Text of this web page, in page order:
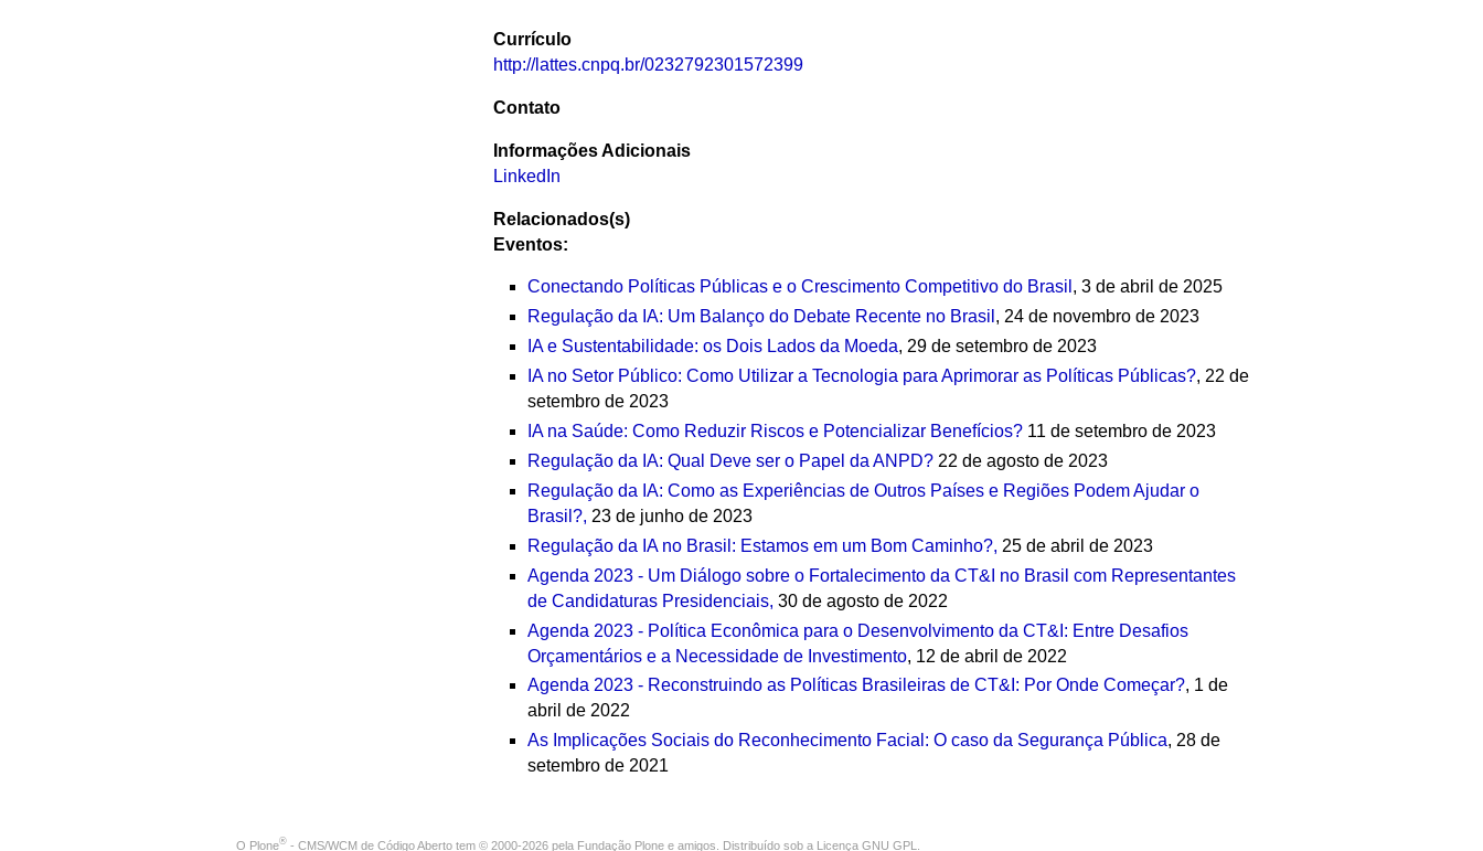
Currículo
http://lattes.cnpq.br/0232792301572399
Contato
Informações Adicionais
LinkedIn
Relacionados(s)
Eventos:
Conectando Políticas Públicas e o Crescimento Competitivo do Brasil , 3 de abril de 2025
Regulação da IA: Um Balanço do Debate Recente no Brasil , 24 de novembro de 2023
IA e Sustentabilidade: os Dois Lados da Moeda, 29 de setembro de 2023
IA no Setor Público: Como Utilizar a Tecnologia para Aprimorar as Políticas Públicas?, 22 de
setembro de 2023
IA na Saúde: Como Reduzir Riscos e Potencializar Benefícios? 11 de setembro de 2023
Regulação da IA: Qual Deve ser o Papel da ANPD? 22 de agosto de 2023
Regulação da IA: Como as Experiências de Outros Países e Regiões Podem Ajudar o
Brasil?, 23 de junho de 2023
Regulação da IA no Brasil: Estamos em um Bom Caminho?, 25 de abril de 2023
Agenda 2023 - Um Diálogo sobre o Fortalecimento da CT&I no Brasil com Representantes
de Candidaturas Presidenciais, 30 de agosto de 2022
Agenda 2023 - Política Econômica para o Desenvolvimento da CT&I: Entre Desafios
Orçamentários e a Necessidade de Investimento, 12 de abril de 2022
Agenda 2023 - Reconstruindo as Políticas Brasileiras de CT&I: Por Onde Começar?, 1 de
abril de 2022
As Implicações Sociais do Reconhecimento Facial: O caso da Segurança Pública, 28 de
setembro de 2021
O Plone® - CMS/WCM de Código Aberto tem © 2000-2026 pela Fundação Plone e amigos. Distribuído sob a Licença GNU GPL